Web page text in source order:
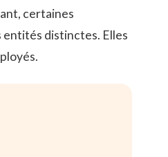
certaines
entités distinctes. Elles